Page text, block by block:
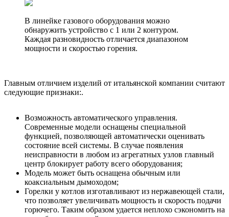
В линейке газового оборудования можно
обнаружить устройство с 1 или 2 контуром.
Каждая разновидность отличается диапазоном
мощности и скоростью горения.
Главным отличием изделий от итальянской компании считают
следующие признаки:.
Возможность автоматического управления.
Современные модели оснащены специальной
функцией, позволяющей автоматически оценивать
состояние всей системы. В случае появления
неисправности в любом из агрегатных узлов главный
центр блокирует работу всего оборудования;
Модель может быть оснащена обычным или
коаксиальным дымоходом;
Горелки у котлов изготавливают из нержавеющей стали,
что позволяет увеличивать мощность и скорость подачи
горючего. Таким образом удается неплохо сэкономить на